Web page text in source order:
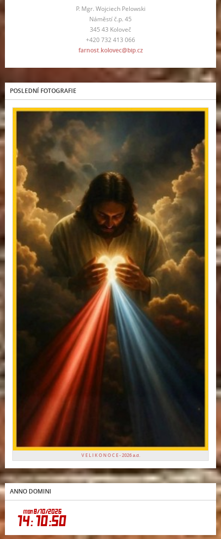
P. Mgr. Wojciech Pelowski
Náměstí č.p. 45
345 43 Koloveč
+420 732 413 066
farnost.kolovec@bip.cz
POSLEDNÍ FOTOGRAFIE
V E L I K O N O C E - 2026 a.d.
ANNO DOMINI